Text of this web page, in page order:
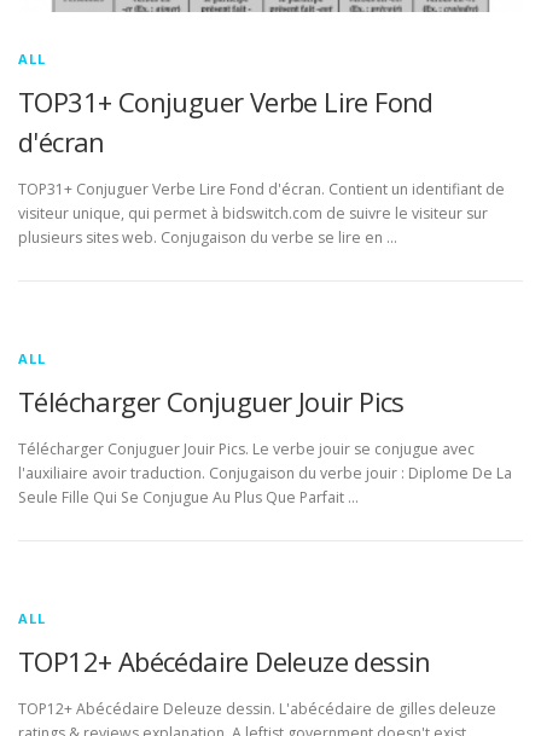
ALL
TOP31+ Conjuguer Verbe Lire Fond
d'écran
TOP31+ Conjuguer Verbe Lire Fond d'écran. Contient un identifiant de
visiteur unique, qui permet à bidswitch.com de suivre le visiteur sur
plusieurs sites web. Conjugaison du verbe se lire en …
ALL
Télécharger Conjuguer Jouir Pics
Télécharger Conjuguer Jouir Pics. Le verbe jouir se conjugue avec
l'auxiliaire avoir traduction. Conjugaison du verbe jouir : Diplome De La
Seule Fille Qui Se Conjugue Au Plus Que Parfait …
ALL
TOP12+ Abécédaire Deleuze dessin
TOP12+ Abécédaire Deleuze dessin. L'abécédaire de gilles deleuze